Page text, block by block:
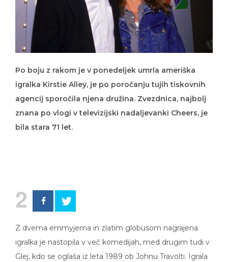
Po boju z rakom je v ponedeljek umrla ameriška
igralka Kirstie Alley, je po poročanju tujih tiskovnih
agencij sporočila njena družina. Zvezdnica, najbolj
znana po vlogi v televizijski nadaljevanki Cheers, je
bila stara 71 let.
2
Z dvema emmyjema in zlatim globusom nagrajena
igralka je nastopila v več komedijah, med drugim tudi v
Glej, kdo se oglaša iz leta 1989 ob Johnu Travolti. Igrala